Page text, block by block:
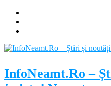
InfoNeamt.Ro –